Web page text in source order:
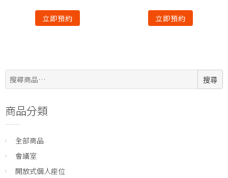
立即預約 立即預約
搜
尋:
搜尋
商品分類
全部商品
會議室
開放式個人座位